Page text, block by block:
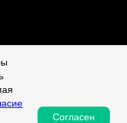
носит
характер и не
Согласен